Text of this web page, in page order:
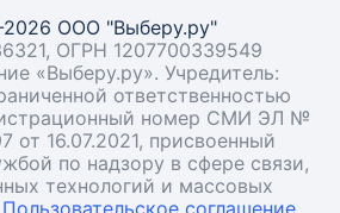
ООО "Выберу.ру"
ОГРН 1207700339549
«Выберу.ру». Учредитель:
ответственностью
номер СМИ ЭЛ №
от 16.07.2021, присвоенный
по надзору в сфере связи,
технологий и массовых
Пользовательское соглашение